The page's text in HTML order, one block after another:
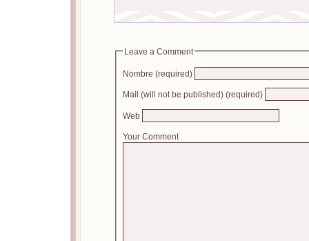
Leave a Comment
Nombre (required)
Mail (will not be published) (required)
Web
Your Comment